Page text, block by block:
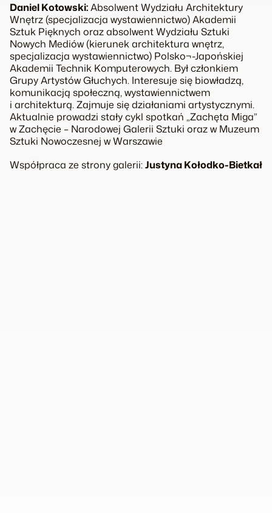
Daniel Kotowski:Absolwent Wydziału Architektury
Wnętrz (specjalizacja wystawiennictwo) Akademii
Sztuk Pięknych oraz absolwent Wydziału Sztuki
Nowych Mediów (kierunek architektura wnętrz,
specjalizacja wystawiennictwo) Polsko¬-Japońskiej
Akademii Technik Komputerowych. Był członkiem
Grupy Artystów Głuchych. Interesuje się biowładzą,
komunikacją społeczną, wystawiennictwem
i architekturą. Zajmuje się działaniami artystycznymi.
Aktualnie prowadzi stały cykl spotkań „Zachęta Miga”
w Zachęcie – Narodowej Galerii Sztuki oraz w Muzeum
Sztuki Nowoczesnej w Warszawie
Współpraca ze strony galerii:Justyna Kołodko-Bietkał